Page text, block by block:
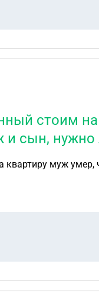
стоим
сын, нужно
муж